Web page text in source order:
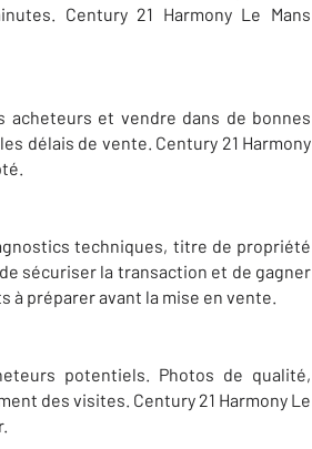
Century 21 Harmony Le Mans
et vendre dans de bonnes
délais de vente. Century 21 Harmony
techniques, titre de propriété
sécuriser la transaction et de gagner
à préparer avant la mise en vente.
potentiels. Photos de qualité,
des visites. Century 21 Harmony Le